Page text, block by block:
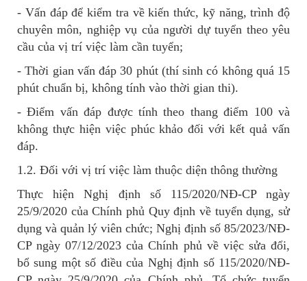
- Vấn đáp để kiểm tra về kiến thức, kỹ năng, trình độ
chuyên môn, nghiệp vụ của người dự tuyển theo yêu
cầu của vị trí việc làm cần tuyển;
- Thời gian vấn đáp 30 phút (thí sinh có không quá 15
phút chuẩn bị, không tính vào thời gian thi).
- Điểm vấn đáp được tính theo thang điểm 100 và
không thực hiện việc phúc khảo đối với kết quả vấn
đáp.
1.2. Đối với vị trí việc làm thuộc diện thông thường
Thực hiện Nghị định số 115/2020/NĐ-CP ngày
25/9/2020 của Chính phủ Quy định về tuyển dụng, sử
dụng và quản lý viên chức; Nghị định số 85/2023/NĐ-
CP ngày 07/12/2023 của Chính phủ về việc sửa đổi,
bổ sung một số điều của Nghị định số 115/2020/NĐ-